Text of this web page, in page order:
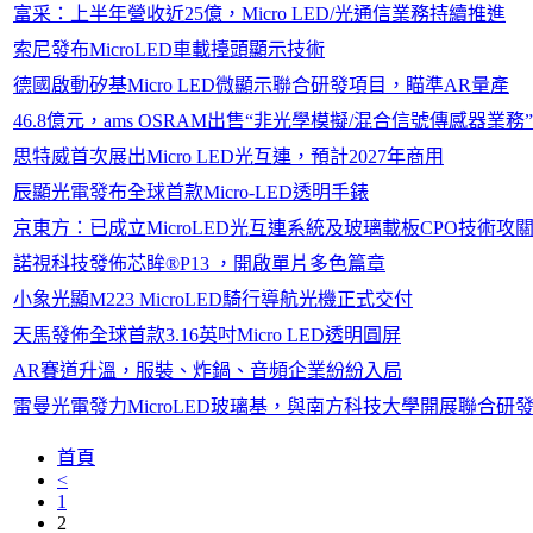
富采：上半年營收近25億，Micro LED/光通信業務持續推進
索尼發布MicroLED車載擡頭顯示技術
德國啟動矽基Micro LED微顯示聯合研發項目，瞄準AR量產
46.8億元，ams OSRAM出售“非光學模擬/混合信號傳感器業務
思特威首次展出Micro LED光互連，預計2027年商用
辰顯光電發布全球首款Micro-LED透明手錶
京東方：已成立MicroLED光互連系統及玻璃載板CPO技術攻
諾視科技發佈芯眸®P13 ，開啟單片多色篇章
小象光顯M223 MicroLED騎行導航光機正式交付
天馬發佈全球首款3.16英吋Micro LED透明圓屏
AR賽道升溫，服裝、炸鍋、音頻企業紛紛入局
雷曼光電發力MicroLED玻璃基，與南方科技大學開展聯合研發
首頁
<
1
2